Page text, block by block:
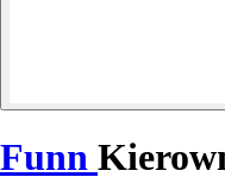
Funn